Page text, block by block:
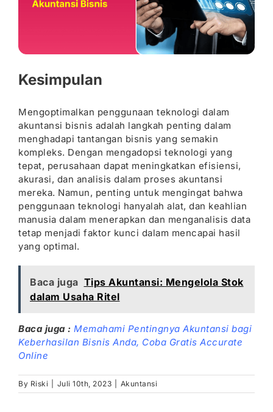
Kesimpulan
Mengoptimalkan penggunaan teknologi dalam
akuntansi bisnis adalah langkah penting dalam
menghadapi tantangan bisnis yang semakin
kompleks. Dengan mengadopsi teknologi yang
tepat, perusahaan dapat meningkatkan efisiensi,
akurasi, dan analisis dalam proses akuntansi
mereka. Namun, penting untuk mengingat bahwa
penggunaan teknologi hanyalah alat, dan keahlian
manusia dalam menerapkan dan menganalisis data
tetap menjadi faktor kunci dalam mencapai hasil
yang optimal.
Baca juga Tips Akuntansi: Mengelola Stok
dalam Usaha Ritel
Baca juga : Memahami Pentingnya Akuntansi bagi
Keberhasilan Bisnis Anda, Coba Gratis Accurate
Online
By Riski Juli 10th, 2023 Akuntansi